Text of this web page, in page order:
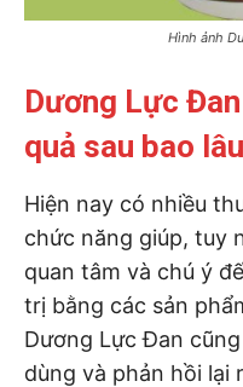
Hình ảnh
Dương Lực
quả sau bao
Hiện nay có nhiều
chức năng giúp, tuy
quan tâm và chú ý
trị bằng các sản
Dương Lực Đan
dùng và phản hồi lại